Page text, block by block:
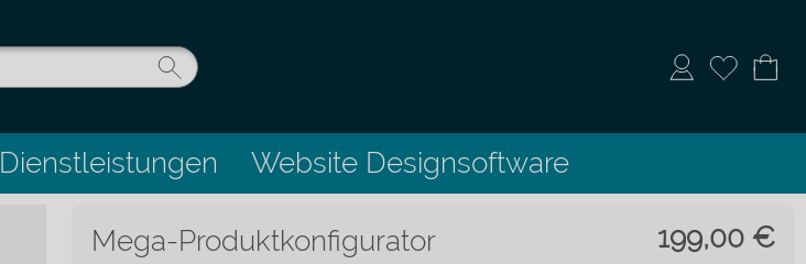
Dienstleistungen Website Designsoftware
199,00 €
Mega-Produktkonfigurator